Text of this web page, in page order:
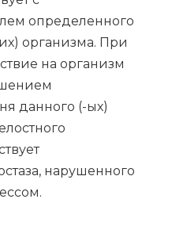
определенного
организма. При
на организм
данного (-ых)
нарушенного